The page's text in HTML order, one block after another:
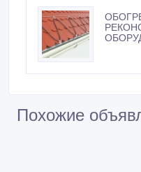
Похожие